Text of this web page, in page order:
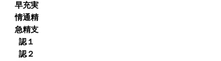
早充実
情通精
急精支
認１
認２